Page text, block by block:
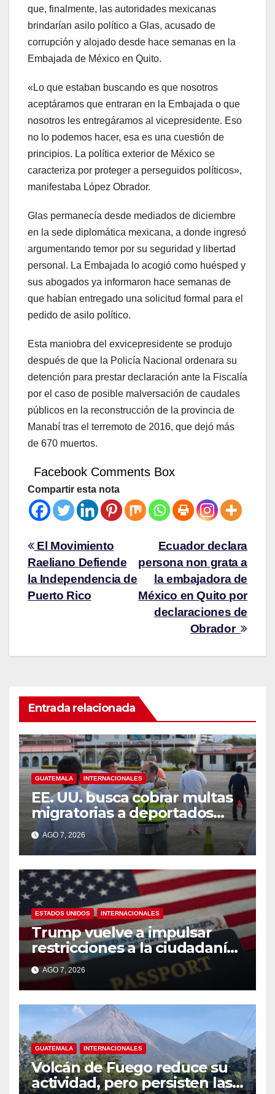
que, finalmente, las autoridades mexicanas
brindarían asilo político a Glas, acusado de
corrupción y alojado desde hace semanas en la
Embajada de México en Quito.
«Lo que estaban buscando es que nosotros
aceptáramos que entraran en la Embajada o que
nosotros les entregáramos al vicepresidente. Eso
no lo podemos hacer, esa es una cuestión de
principios. La política exterior de México se
caracteriza por proteger a perseguidos políticos»,
manifestaba López Obrador.
Glas permanecía desde mediados de diciembre
en la sede diplomática mexicana, a donde ingresó
argumentando temor por su seguridad y libertad
personal. La Embajada lo acogió como huésped y
sus abogados ya informaron hace semanas de
que habían entregado una solicitud formal para el
pedido de asilo político.
Esta maniobra del exvicepresidente se produjo
después de que la Policía Nacional ordenara su
detención para prestar declaración ante la Fiscalía
por el caso de posible malversación de caudales
públicos en la reconstrucción de la provincia de
Manabí tras el terremoto de 2016, que dejó más
de 670 muertos.
Facebook Comments Box
Compartir esta nota
Ecuador declara
persona non grata a
la embajadora de
México en Quito por
declaraciones de
Obrador
El Movimiento
Raeliano Defiende
la Independencia de
Puerto Rico
Entrada relacionada
GUATEMALA INTERNACIONALES
EE. UU. busca cobrar multas
migratorias a deportados
que viven en Guatemala,
México y Honduras
AGO 7, 2026
ESTADOS UNIDOS INTERNACIONALES
Trump vuelve a impulsar
restricciones a la ciudadanía
por nacimiento
AGO 7, 2026
GUATEMALA INTERNACIONALES
Volcán de Fuego reduce su
actividad, pero persisten las